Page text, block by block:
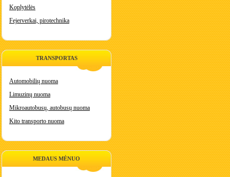
Koplytėlės
Fejerverkai, pirotechnika
TRANSPORTAS
Automobilių nuoma
Limuzinų nuoma
Mikroautobusų, autobusų nuoma
Kito transporto nuoma
MEDAUS MĖNUO